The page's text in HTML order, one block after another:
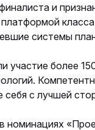
и
системы
участие более
с лучшей
номинациях